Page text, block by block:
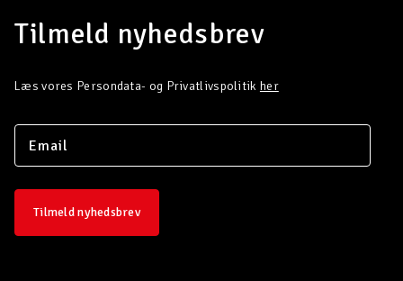
Tilmeld nyhedsbrev
Læs vores Persondata- og Privatlivspolitik her
Tilmeld nyhedsbrev